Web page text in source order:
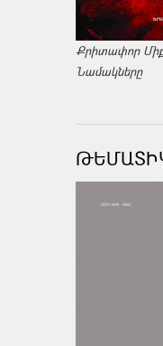
Քրիտափոր
Նամակները